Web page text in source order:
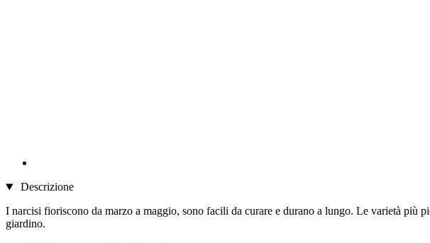
Descrizione
I narcisi fioriscono da marzo a maggio, sono facili da curare e durano a lungo. Le varietà più
giardino.